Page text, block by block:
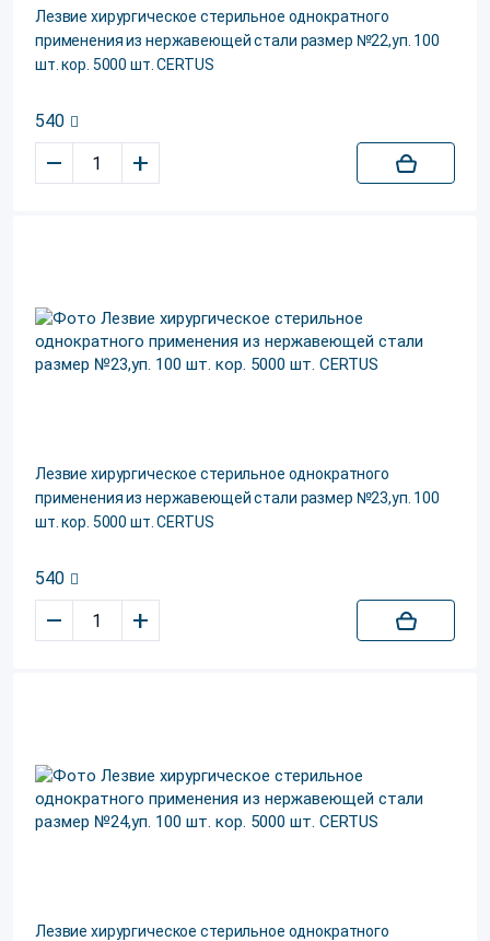
Лезвие хирургическое стерильное однократного
применения из нержавеющей стали размер №22,уп. 100
шт. кор. 5000 шт. CERTUS
540
– +
Лезвие хирургическое стерильное однократного
применения из нержавеющей стали размер №23,уп. 100
шт. кор. 5000 шт. CERTUS
540
– +
Лезвие хирургическое стерильное однократного